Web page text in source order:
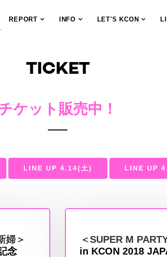
REPORT INFO LET'S KCON
TICKET
ケット販売中！
LINE UP 4.14(土) LINE UP
婦＞
念
＜SUPER M
in KCON 2018